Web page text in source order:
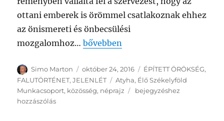
ottani emberek is örömmel csatlakoznak ehhez
az önismereti és önbecsülési
mozgalomhoz…bővebben
Szerző
Simo Marton Közzétéve
október 24, 2016 Kategória
ÉPÍTETT ÖRÖKSÉG,
FALUTÖRTÉNET,JELENLÉT Címke
Atyha, Élő Székelyföld
Munkacsoport, közösség, néprajz
„A
bejegyzéshez
hozzászólás